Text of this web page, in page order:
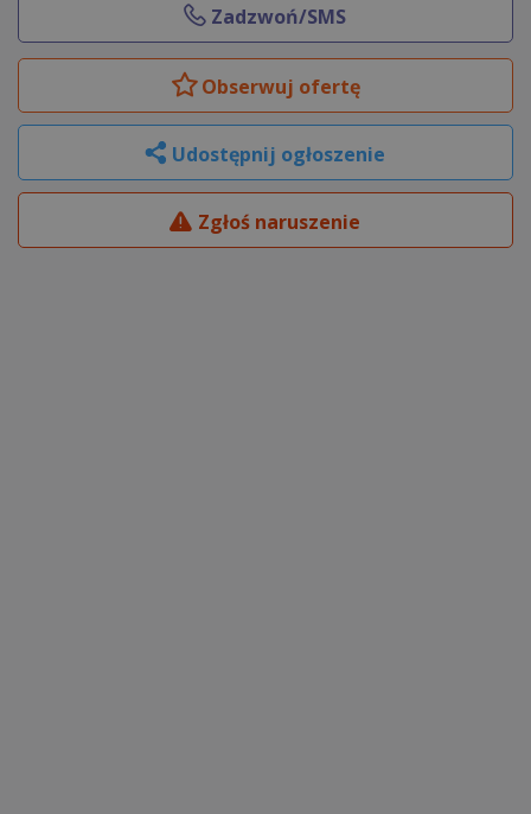
Zadzwoń/SMS
Obserwuj ofertę
Udostępnij ogłoszenie
Zgłoś naruszenie